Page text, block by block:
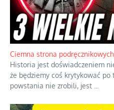
Ciemna strona
Historia jest doświadczeniem
że będziemy coś krytykować po
powstania nie zrobili, jest